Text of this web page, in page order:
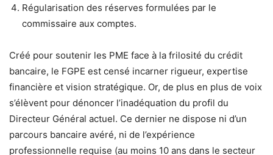
Régularisation des réserves formulées par le
commissaire aux comptes.
Créé pour soutenir les PME face à la frilosité du crédit
bancaire, le FGPE est censé incarner rigueur, expertise
financière et vision stratégique. Or, de plus en plus de voix
s’élèvent pour dénoncer l’inadéquation du profil du
Directeur Général actuel. Ce dernier ne dispose ni d’un
parcours bancaire avéré, ni de l’expérience
professionnelle requise (au moins 10 ans dans le secteur